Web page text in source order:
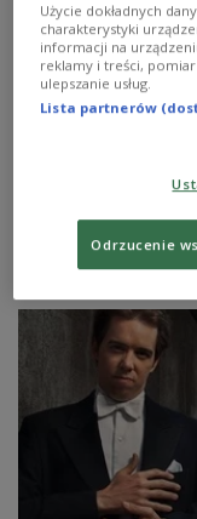
Krzysztof
głód
latach zdobywca
Chopinowskim.
Zobacz więcej na
konkurs chopinowski
Użycie dokładnych
charakterystyki
informacji na
reklamy i treści,
ulepszanie usług.
Lista partnerów
Odrzucenie